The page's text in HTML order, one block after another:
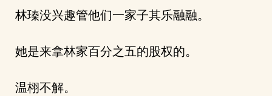
林瑧没兴趣管他们一家子其乐融融。
她是来拿林家百分之五的股权的。
温栩不解。